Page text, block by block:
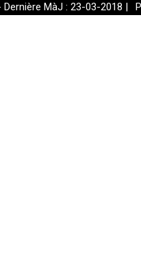
MàJ : 23-03-2018 |